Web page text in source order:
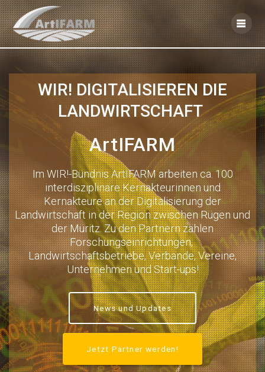
Skip
to
content
WIR! DIGITALISIEREN DIE
LANDWIRTSCHAFT
ArtIFARM
Im WIR!-Bündnis ArtIFARM arbeiten ca. 100
interdisziplinäre Kernakteurinnen und
Kernakteure an der Digitalisierung der
Landwirtschaft in der Region zwischen Rügen und
der Müritz. Zu den Partnern zählen
Forschungseinrichtungen,
Landwirtschaftsbetriebe, Verbände, Vereine,
Unternehmen und Start-ups!
News und Updates
Jetzt Partner werden!